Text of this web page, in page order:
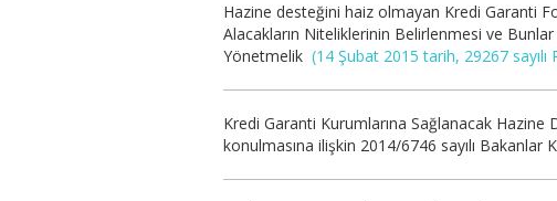
Hazine desteğini haiz olmayan Kredi Garanti
Alacakların Niteliklerinin Belirlenmesi ve Bunlar
Yönetmelik (14 Şubat 2015 tarih, 29267 sayılı
Kredi Garanti Kurumlarına Sağlanacak Hazine
konulmasına ilişkin 2014/6746 sayılı Bakanlar